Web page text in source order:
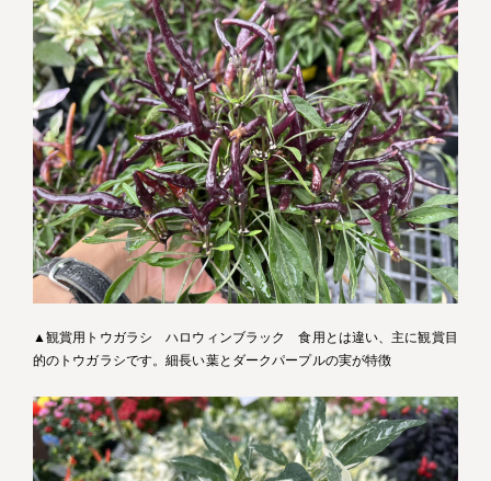
▲観賞用トウガラシ ハロウィンブラック 食用とは違い、主に観賞目
的のトウガラシです。細長い葉とダークパープルの実が特徴